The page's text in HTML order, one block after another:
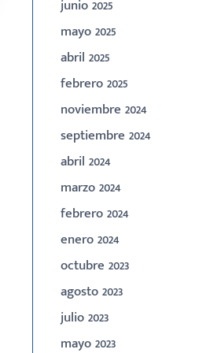
junio 2025
mayo 2025
abril 2025
febrero 2025
noviembre 2024
septiembre 2024
abril 2024
marzo 2024
febrero 2024
enero 2024
octubre 2023
agosto 2023
julio 2023
mayo 2023